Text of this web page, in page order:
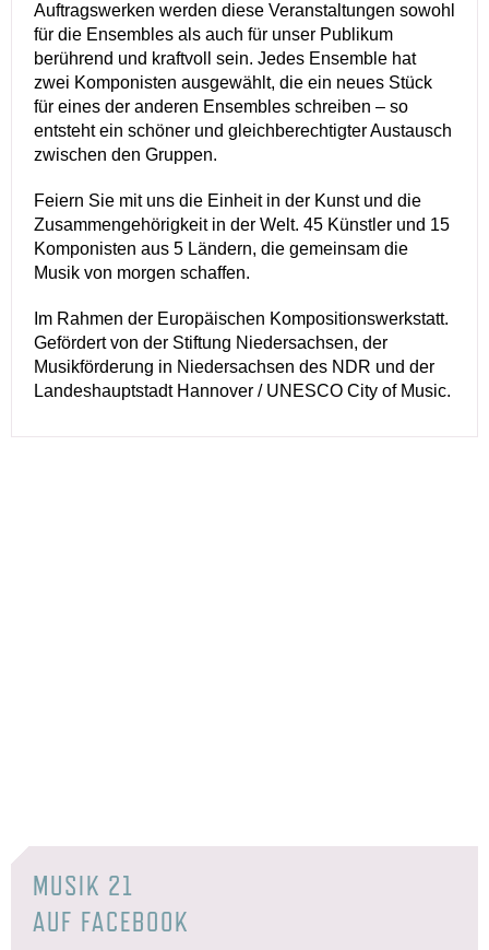
Auftragswerken werden diese Veranstaltungen sowohl
für die Ensembles als auch für unser Publikum
berührend und kraftvoll sein. Jedes Ensemble hat
zwei Komponisten ausgewählt, die ein neues Stück
für eines der anderen Ensembles schreiben – so
entsteht ein schöner und gleichberechtigter Austausch
zwischen den Gruppen.
Feiern Sie mit uns die Einheit in der Kunst und die
Zusammengehörigkeit in der Welt. 45 Künstler und 15
Komponisten aus 5 Ländern, die gemeinsam die
Musik von morgen schaffen.
Im Rahmen der Europäischen Kompositionswerkstatt.
Gefördert von der Stiftung Niedersachsen, der
Musikförderung in Niedersachsen des NDR und der
Landeshauptstadt Hannover / UNESCO City of Music.
MUSIK 21
AUF FACEBOOK